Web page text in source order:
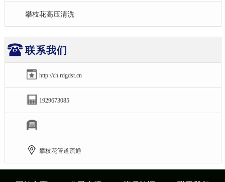
攀枝花高压清洗
联系我们
http://ch.rdgdst.cn
1929673085
攀枝花管道疏通